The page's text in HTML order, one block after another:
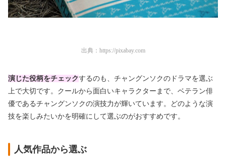
出典： https://pixabay.com
演じた役柄をチェックするのも、チャングンソクのドラマを選ぶ
上で大切です。クールから面白いキャラクターまで、ベテラン俳
優であるチャングンソクの演技力が輝いています。どのような演
技を楽しみたいかを明確にして選ぶのがおすすめです。
人気作品から選ぶ